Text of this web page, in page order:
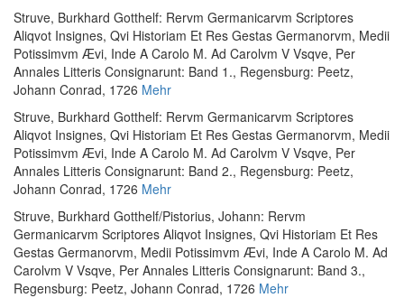
Struve, Burkhard Gotthelf: Rervm Germanicarvm Scriptores
Aliqvot Insignes, Qvi Historiam Et Res Gestas Germanorvm, Medii
Potissimvm Ævi, Inde A Carolo M. Ad Carolvm V Vsqve, Per
Annales Litteris Consignarunt: Band 1., Regensburg: Peetz,
Johann Conrad, 1726 Mehr
Struve, Burkhard Gotthelf: Rervm Germanicarvm Scriptores
Aliqvot Insignes, Qvi Historiam Et Res Gestas Germanorvm, Medii
Potissimvm Ævi, Inde A Carolo M. Ad Carolvm V Vsqve, Per
Annales Litteris Consignarunt: Band 2., Regensburg: Peetz,
Johann Conrad, 1726 Mehr
Struve, Burkhard Gotthelf/Pistorius, Johann: Rervm
Germanicarvm Scriptores Aliqvot Insignes, Qvi Historiam Et Res
Gestas Germanorvm, Medii Potissimvm Ævi, Inde A Carolo M. Ad
Carolvm V Vsqve, Per Annales Litteris Consignarunt: Band 3.,
Regensburg: Peetz, Johann Conrad, 1726 Mehr